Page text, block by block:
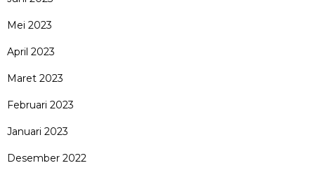
Mei 2023
April 2023
Maret 2023
Februari 2023
Januari 2023
Desember 2022